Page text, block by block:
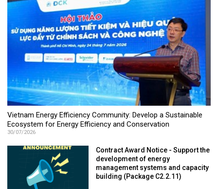
Vietnam Energy Efficiency Community: Develop a Sustainable
Ecosystem for Energy Efficiency and Conservation
30/07/2026
Contract Award Notice - Support the
development of energy
management systems and capacity
building (Package C2.2.11)